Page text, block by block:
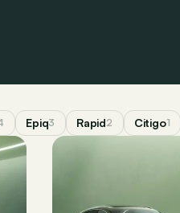
Epiq3 Rapid2 Citigo1